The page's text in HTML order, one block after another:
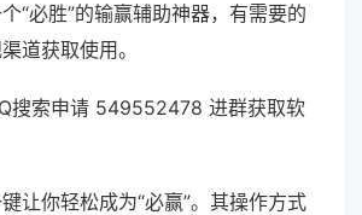
“必胜”的输赢辅助神器，有需要的
道获取使用。
搜索申请 549552478 进群获取软
让你轻松成为“必赢”。其操作方式